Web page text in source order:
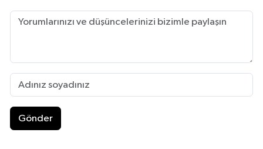
Gönder